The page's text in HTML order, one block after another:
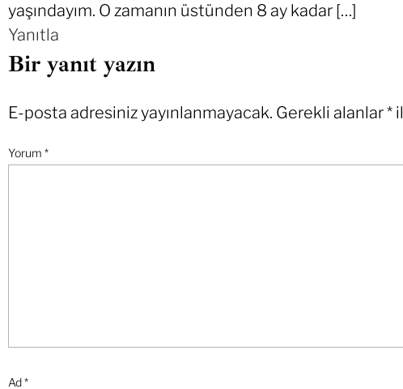
yaşındayım. O zamanın üstünden 8 ay kadar […]
Yanıtla
Bir yanıt yazın
E-posta adresiniz yayınlanmayacak. Gerekli alanlar*
Yorum *
Ad*